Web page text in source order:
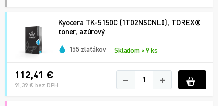
Kyocera TK-5150C (1T02NSCNL0), TOREX®
toner, azúrový
155 zlaťákov Skladom > 9 ks
112,41 €
91,39 € bez DPH − +